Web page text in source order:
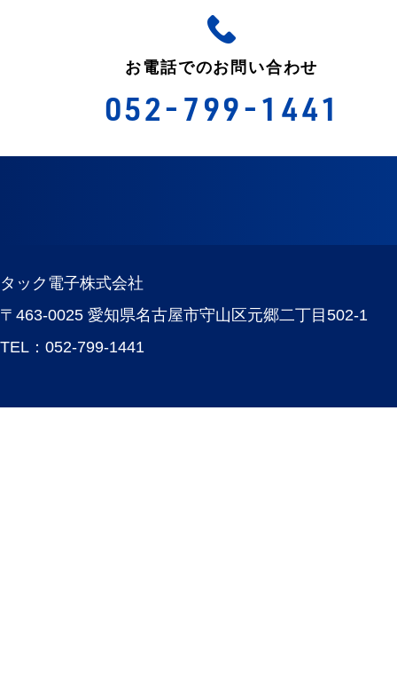
お電話でのお問い合わせ
052-799-1441
タック電子株式会社
〒463-0025 愛知県名古屋市守山区元郷二丁目502-1
TEL： 052-799-1441